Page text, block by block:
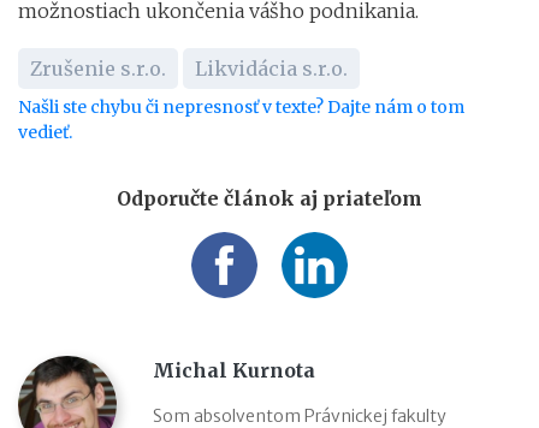
možnostiach ukončenia vášho podnikania.
Zrušenie s.r.o. Likvidácia s.r.o.
Našli ste chybu či nepresnosť v texte? Dajte nám o tom
vedieť.
Odporučte článok aj priateľom
Michal Kurnota
Som absolventom Právnickej fakulty